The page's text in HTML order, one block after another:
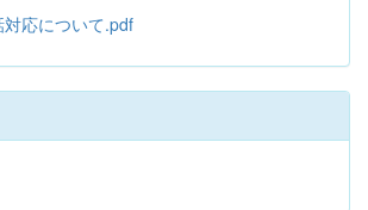
応について.pdf